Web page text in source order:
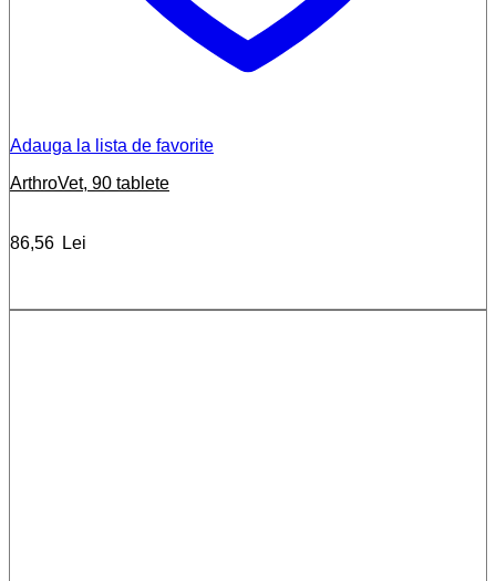
Adauga la lista de favorite
ArthroVet, 90 tablete
86,56 Lei